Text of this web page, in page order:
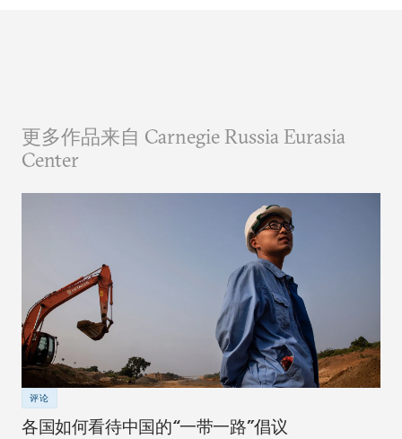
更多作品来自 Carnegie Russia Eurasia
Center
评论
各国如何看待中国的“一带一路”倡议